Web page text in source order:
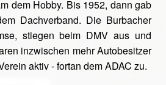
dem Hobby. Bis 1952, dann gab
Dachverband. Die Burbacher
stiegen beim DMV aus und
inzwischen mehr Autobesitzer
aktiv - fortan dem ADAC zu.